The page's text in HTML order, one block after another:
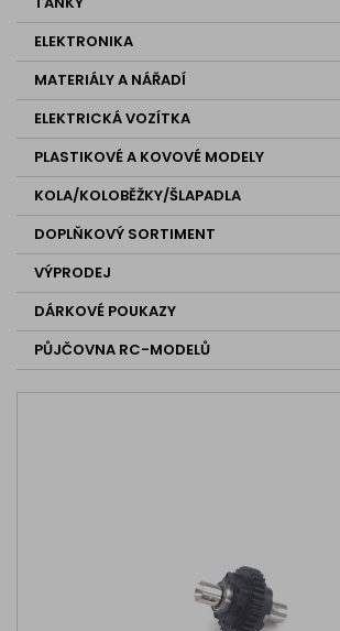
ELEKTRONIKA
MATERIÁLY A NÁŘADÍ
ELEKTRICKÁ VOZÍTKA
PLASTIKOVÉ A KOVOVÉ MODELY
KOLA/KOLOBĚŽKY/ŠLAPADLA
DOPLŇKOVÝ SORTIMENT
VÝPRODEJ
DÁRKOVÉ POUKAZY
PŮJČOVNA RC-MODELŮ